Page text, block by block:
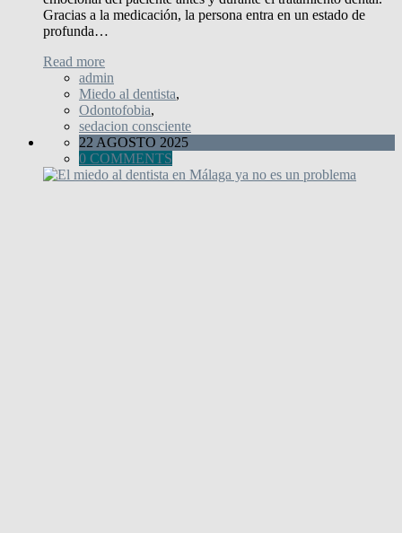
Gracias a la medicación, la persona entra en un estado de
profunda…
Read more
admin
Miedo al dentista,
Odontofobia,
sedacion consciente
22 AGOSTO 2025
0 COMMENTS